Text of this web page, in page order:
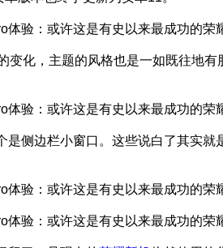
化，主题的风格也是一如既往地
侧边栏小窗口。这些说白了其实